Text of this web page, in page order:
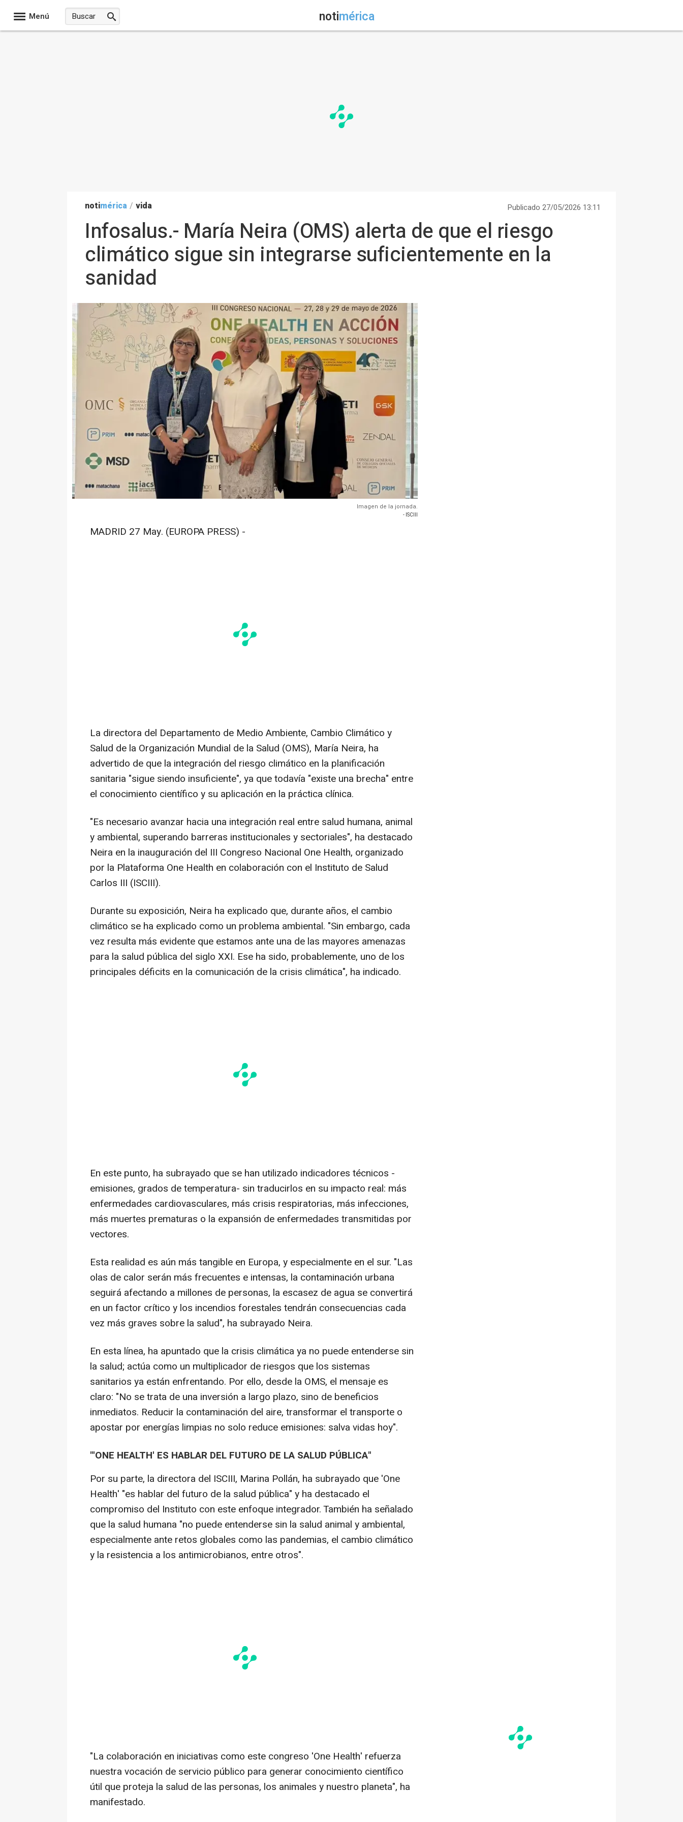
Menú notimérica
notimérica / vida Publicado 27/05/2026 13:11
Infosalus.- María Neira (OMS) alerta de que el riesgo
climático sigue sin integrarse suficientemente en la
sanidad
Imagen de la jornada.
- ISCIII
MADRID 27 May. (EUROPA PRESS) -
La directora del Departamento de Medio Ambiente, Cambio Climático y
Salud de la Organización Mundial de la Salud (OMS), María Neira, ha
advertido de que la integración del riesgo climático en la planificación
sanitaria "sigue siendo insuficiente", ya que todavía "existe una brecha" entre
el conocimiento científico y su aplicación en la práctica clínica.
"Es necesario avanzar hacia una integración real entre salud humana, animal
y ambiental, superando barreras institucionales y sectoriales", ha destacado
Neira en la inauguración del III Congreso Nacional One Health, organizado
por la Plataforma One Health en colaboración con el Instituto de Salud
Carlos III (ISCIII).
Durante su exposición, Neira ha explicado que, durante años, el cambio
climático se ha explicado como un problema ambiental. "Sin embargo, cada
vez resulta más evidente que estamos ante una de las mayores amenazas
para la salud pública del siglo XXI. Ese ha sido, probablemente, uno de los
principales déficits en la comunicación de la crisis climática", ha indicado.
En este punto, ha subrayado que se han utilizado indicadores técnicos -
emisiones, grados de temperatura- sin traducirlos en su impacto real: más
enfermedades cardiovasculares, más crisis respiratorias, más infecciones,
más muertes prematuras o la expansión de enfermedades transmitidas por
vectores.
Esta realidad es aún más tangible en Europa, y especialmente en el sur. "Las
olas de calor serán más frecuentes e intensas, la contaminación urbana
seguirá afectando a millones de personas, la escasez de agua se convertirá
en un factor crítico y los incendios forestales tendrán consecuencias cada
vez más graves sobre la salud", ha subrayado Neira.
En esta línea, ha apuntado que la crisis climática ya no puede entenderse sin
la salud; actúa como un multiplicador de riesgos que los sistemas
sanitarios ya están enfrentando. Por ello, desde la OMS, el mensaje es
claro: "No se trata de una inversión a largo plazo, sino de beneficios
inmediatos. Reducir la contaminación del aire, transformar el transporte o
apostar por energías limpias no solo reduce emisiones: salva vidas hoy".
"'ONE HEALTH' ES HABLAR DEL FUTURO DE LA SALUD PÚBLICA"
Por su parte, la directora del ISCIII, Marina Pollán, ha subrayado que 'One
Health' "es hablar del futuro de la salud pública" y ha destacado el
compromiso del Instituto con este enfoque integrador. También ha señalado
que la salud humana "no puede entenderse sin la salud animal y ambiental,
especialmente ante retos globales como las pandemias, el cambio climático
y la resistencia a los antimicrobianos, entre otros".
"La colaboración en iniciativas como este congreso 'One Health' refuerza
nuestra vocación de servicio público para generar conocimiento científico
útil que proteja la salud de las personas, los animales y nuestro planeta", ha
manifestado.